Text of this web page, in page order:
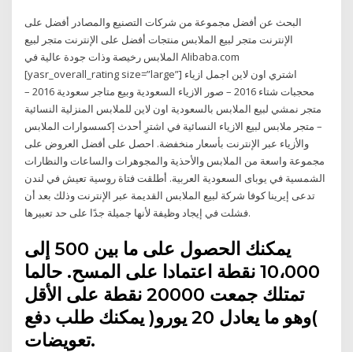
البحث عن أفضل مجموعة من شركات التصنيع والمصادر أفضل على
الإنترنت متجر لبيع الملابس منتجات أفضل على الإنترنت متجر لبيع
الملابس رخيصة وذات جودة عالية في Alibaba.com
[yasr_overall_rating size=”large”] اشتري اون لاين اجمل ازياء
محجبات شتاء 2016 – صور الازياء السعودية وبيع متاجر سعودية 2016 –
متجر نمشي لبيع الملابس بالسعودية اون لاين للملابس المنزلية النسائية
– متجر ملابس لبيع الازياء النسائية في اشترِ أحدث إكسسوارات الملابس
والأزياء عبر الإنترنت بأسعار منخفضة. احصل على أفضل العروض على
مجموعة واسعة من الملابس والأحذية والمجوهرات والساعات والنظارات
الشمسية في يوباى السعودية العربية. أطلقت فتاة روسية تعيش في لندن
تدعى إيرينا كوفا شركة لبيع الملابس القديمة عبر الإنترنت وذلك بعد أن
فشلت في إيجاد وظيفة لأنها جميلة جدًا على حد تعبيرها.
يمكنك الحصول على ما بين 500 إلى
10،000 نقطة اعتمادا على المسح. حالما
تمتلك جمعت 20000 نقطة على الأقل
)وهو ما يعادل 20 يورو( يمكنك طلب دفع
تعويضات.